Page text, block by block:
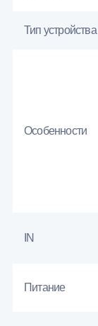
Тип устройства
Особенности
IN
Питание